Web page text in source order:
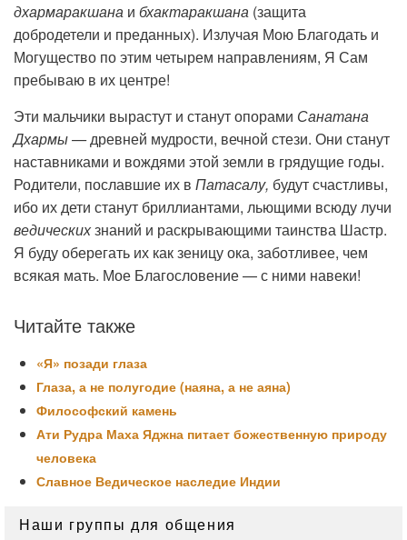
дхармаракшана и бхактаракшана (защита
добродетели и преданных). Излучая Мою Благодать и
Могущество по этим четырем направлениям, Я Сам
пребываю в их центре!
Эти мальчики вырастут и станут опорами Санатана
Дхармы —древней мудрости, вечной стези. Они станут
наставниками и вождями этой земли в грядущие годы.
Родители, пославшие их в Патасалу, будут счастливы,
ибо их дети станут бриллиантами, льющими всюду лучи
ведическихзнаний и раскрывающими таинства Шастр.
Я буду оберегать их как зеницу ока, заботливее, чем
всякая мать. Мое Благословение — с ними навеки!
Читайте также
«Я» позади глаза
Глаза, а не полугодие (наяна, а не аяна)
Философский камень
Ати Рудра Маха Яджна питает божественную природу
человека
Славное Ведическое наследие Индии
основной
Наши группы для общения